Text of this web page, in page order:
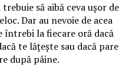
să aibă ceva ușor de
Dar au nevoie de acea
întrebi la fiecare oră dacă
te lățește sau dacă pare
după pâine.